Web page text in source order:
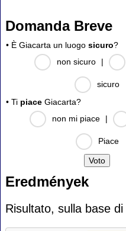
Domanda Breve
• È Giacarta un luogo sicuro?
non sicuro
|
sicuro
• Ti piace Giacarta?
non mi piace
|
Piace
Eredmények
Risultato, sulla base di